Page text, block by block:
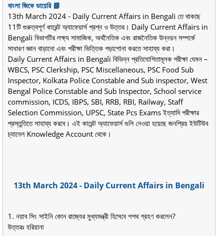
বাংলা জিকে ডায়েরি 📘
13th March 2024 - Daily Current Affairs in Bengali তে থাকছে
11টি গুরুত্বপূর্ণ কারেন্ট অ্যাফেয়ার্স প্রশ্ন ও উত্তর। Daily Current Affairs in
Bengali বিভাগটির লক্ষ্য সামাজিক, অর্থনৈতিক এবং রাজনৈতিক উন্নয়ন সম্পর্কে
সাধারণ জ্ঞান বাড়ানো এবং পরীক্ষা ভিত্তিক পড়াশোনা করতে সাহায্য করা।
Daily Current Affairs in Bengali বিভিন্ন প্রতিযোগিতামূলক পরীক্ষা যেমন –
WBCS, PSC Clerkship, PSC Miscellaneous, PSC Food Sub
Inspector, Kolkata Police Constable and Sub inspector, West
Bengal Police Constable and Sub Inspector, School service
commission, ICDS, IBPS, SBI, RRB, RBI, Railway, Staff
Selection Commission, UPSC, State Pcs Exams ইত্যাদি পরীক্ষার
প্রস্তুতিতে সাহায্য করবে। এই কারেন্ট অ্যাফেয়ার্স গুলি নেওয়া হয়েছে জনপ্রিয় ইউটিউব
চ্যানেল Knowledge Account থেকে।
13th March 2024 - Daily Current Affairs in Bengali
1. নয়াব সিং সাইনি কোন রাজ্যের মুখ্যমন্ত্রী হিসেবে শপথ গ্রহণ করলেন?
উত্তরঃ হরিয়ানা